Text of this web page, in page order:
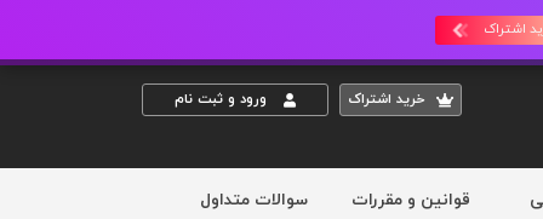
اشتراک
خريد اشتراک ورود و ثبت نام
قوانین و مقررات سوالات متداول